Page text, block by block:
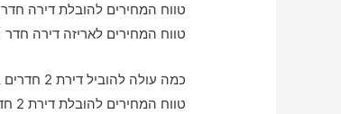
טווח המחירים להובלת דירה חדר 1 בעין יעקב – בין 380-770 ש"ח
טווח המחירים לאריזה דירה חדר 1 בעין יעקב – בין 320-630 ש"ח
כמה עולה להוביל דירת 2 חדרים בעין יעקב עם חברת הובלה כולל אריזה?
טווח המחירים להובלת דירת 2 חדרים בעין יעקב – בין 780-1300 ש"ח